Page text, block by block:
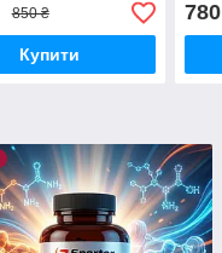
850 ₴
Купити
780